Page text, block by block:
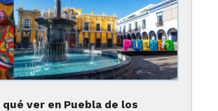
qué ver en Puebla de los